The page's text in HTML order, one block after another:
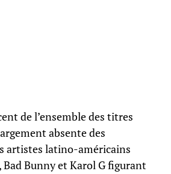
de l’ensemble des titres
absente des
artistes latino-américains
Bunny et Karol G figurant